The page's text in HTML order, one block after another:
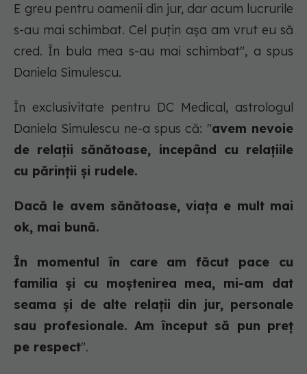
E greu pentru oamenii din jur, dar acum lucrurile
s-au mai schimbat. Cel puțin așa am vrut eu să
cred. În bula mea s-au mai schimbat", a spus
Daniela Simulescu.
În exclusivitate pentru DC Medical, astrologul
Daniela Simulescu ne-a spus că: "avem nevoie
de relații sănătoase, incepând cu relațiile
cu părinții și rudele.
Dacă le avem sănătoase, viața e mult mai
ok, mai bună.
În momentul în care am făcut pace cu
familia și cu moștenirea mea, mi-am dat
seama și de alte relații din jur, personale
sau profesionale. Am început să pun preț
pe respect".